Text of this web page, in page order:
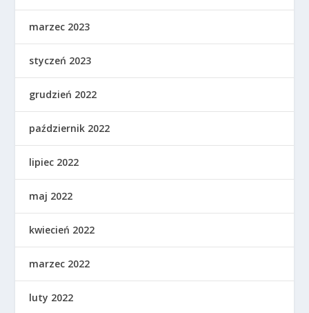
marzec 2023
styczeń 2023
grudzień 2022
październik 2022
lipiec 2022
maj 2022
kwiecień 2022
marzec 2022
luty 2022